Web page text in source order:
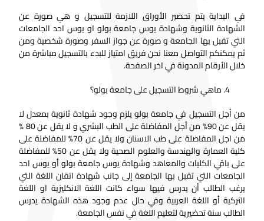
في البداية يتم تحضير الأوراق اللازمة للتسجيل و هي صورة عن
الشهادة الثانوية وشهادة يوس جامعة بولو او يوس احد الجامعات
التي تقبل بها الجامعة و صورة عن جواز السفر وصورة شخصية ومن
ثم يمكنكم التواصل معنا نحن فريق امتياز للبدء بالتسجيل مباشرة من
خلال الأرقام المدونة في اخر الصفحة.
ماهي شروط التسجيل على جامعة بولو؟
من أجل التسجيل في جامعة بولو يلزم وجود شهادة ثانوية بمعدل لا
يقل عن 90% من أجل المفاضلة على الطب البشري و لا يقل عن 80 %
من اجل المفاضلة على طب الاسنان ولا يقل عن 70% للمفاضلة على
كلية العمارة والهندسة والعلوم الصحية ولا يقل عن 50% للمفاضلة
على باقي الكليات والمعاهد وشهادة يوس جامعة بولو أو يوس احد
الجامعات التي تقبل بها الجامعة إلى جانب شهادة اتقان اللغة التي
يرغب الطالب أن يدرس فيها سواء كانت اللغة الانكليزية او اللغة
التركية أو اللغة العربية وفي حال عدم وجود هذه الشهادة يدرس
الطالب سنة تحضيرية لتعليم اللغة في نفس الجامعة.